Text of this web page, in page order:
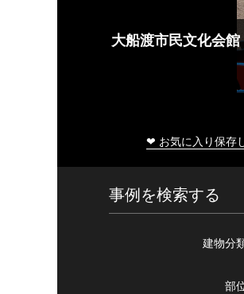
大船渡市民文化会館
❤ お気に入り保存
事例を検索する
建物分
部